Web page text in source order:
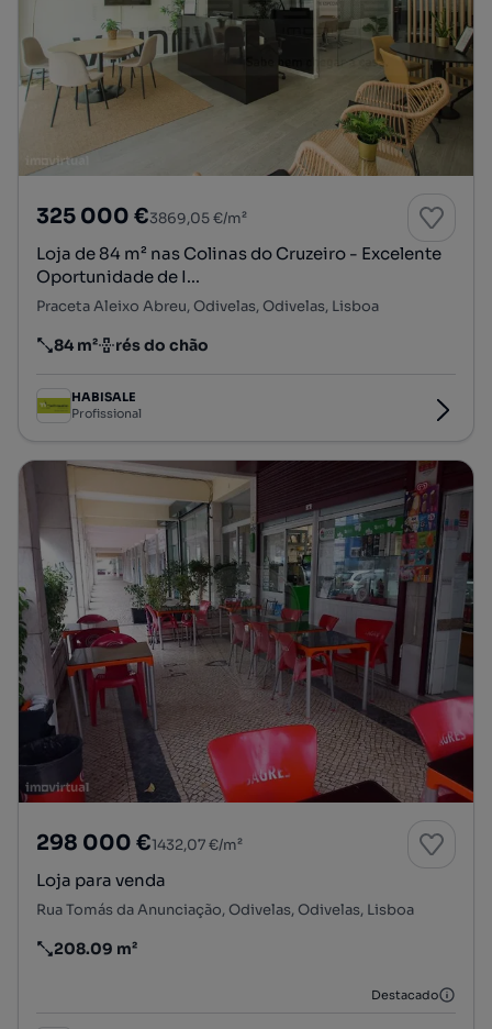
325 000 €3869,05 €/m²
Loja de 84 m² nas Colinas do Cruzeiro - Excelente
Oportunidade de I...
Praceta Aleixo Abreu, Odivelas, Odivelas, Lisboa
Preço por metro quadrado
84 m²
Andar rés do chão
HABISALE
Profissional
298 000 €1432,07 €/m²
Loja para venda
Rua Tomás da Anunciação, Odivelas, Odivelas, Lisboa
Preço por metro quadrado
208.09 m²
Destacado